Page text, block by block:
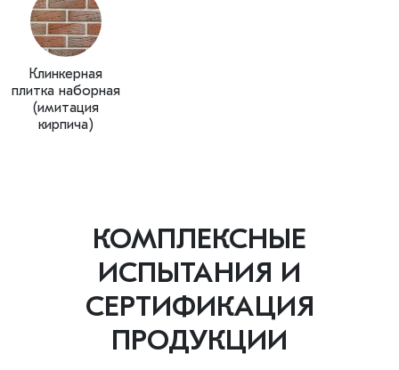
Клинкерная
плитка наборная
(имитация
кирпича)
КОМПЛЕКСНЫЕ
ИСПЫТАНИЯ И
СЕРТИФИКАЦИЯ
ПРОДУКЦИИ